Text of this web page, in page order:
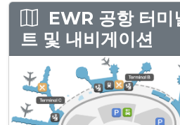
EWR 공항 터미
트 및 내비게이션